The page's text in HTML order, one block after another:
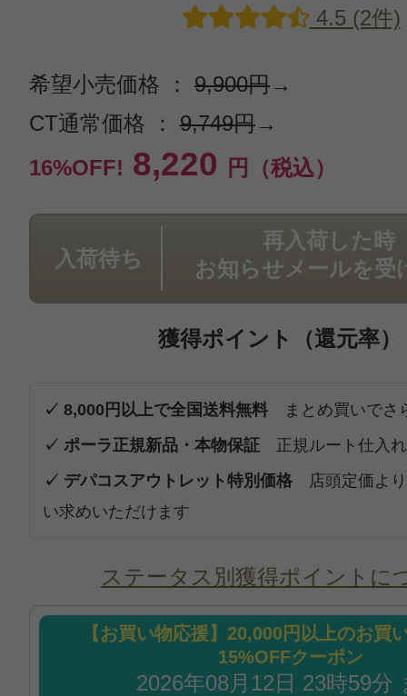
4.5 (2件)
希望小売価格 ： 9,900円→
CT通常価格 ： 9,749円→
16%OFF! 8,220 円（税込）
入荷待ち
再入荷した時
お知らせメールを受
獲得ポイント（還元率）
✓ 8,000円以上で全国送料無料 まとめ買いでさ
✓ ポーラ正規新品・本物保証 正規ルート仕入
✓ デパコスアウトレット特別価格 店頭定価よ
い求めいただけます
ステータス別獲得ポイントに
【お買い物応援】20,000円以上のお買
15%OFFクーポン
2026年08月12日 23時59分